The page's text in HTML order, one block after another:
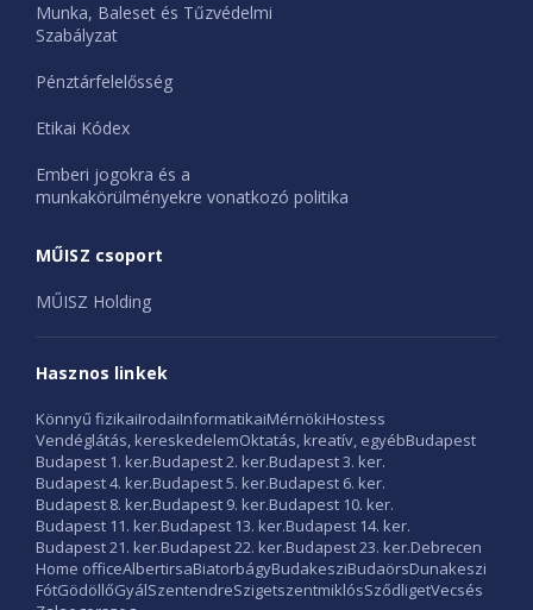
Munka, Baleset és Tűzvédelmi
Szabályzat
Pénztárfelelősség
Etikai Kódex
Emberi jogokra és a
munkakörülményekre vonatkozó politika
MŰISZ csoport
MŰISZ Holding
Hasznos linkek
Könnyű fizikaiIrodaiInformatikaiMérnökiHostess
Vendéglátás, kereskedelemOktatás, kreatív, egyébBudapest
Budapest 1. ker.Budapest 2. ker.Budapest 3. ker.
Budapest 4. ker.Budapest 5. ker.Budapest 6. ker.
Budapest 8. ker.Budapest 9. ker.Budapest 10. ker.
Budapest 11. ker.Budapest 13. ker.Budapest 14. ker.
Budapest 21. ker.Budapest 22. ker.Budapest 23. ker.Debrecen
Home officeAlbertirsaBiatorbágyBudakesziBudaörsDunakeszi
FótGödöllőGyálSzentendreSzigetszentmiklósSződligetVecsés